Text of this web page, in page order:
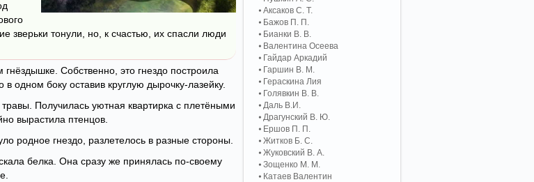
зверьки тонули, но, к счастью, их спасли люди
Собственно, это гнездо построила
одном боку оставив круглую дырочку-лазейку.
травы. Получилась уютная квартирка с плетёными
вырастила птенцов.
родное гнездо, разлетелось в разные стороны.
белка. Она сразу же принялась по-своему
Аксаков С. Т.
Бажов П. П.
Бианки В. В.
Валентина Осеева
Гайдар Аркадий
Гаршин В. М.
Гераскина Лия
Голявкин В. В.
Даль В.И.
Драгунский В. Ю.
Ершов П. П.
Житков Б. С.
Жуковский В. А.
Зощенко М. М.
Катаев Валентин